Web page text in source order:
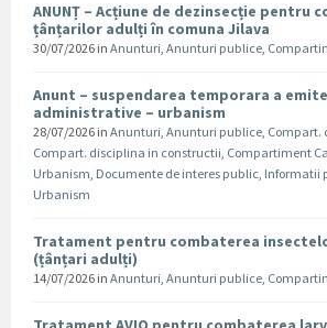
ANUNȚ – Acțiune de dezinsecție pentru
țânțarilor adulți în comuna Jilava
30/07/2026 in Anunturi, Anunturi publice,
Anunt – suspendarea temporara a
administrative – urbanism
28/07/2026 in Anunturi, Anunturi publice, Compart.
Compart. disciplina in constructii, Compartiment
Urbanism, Documente de interes public, Informatii
Urbanism
Tratament pentru combaterea
(țânțari adulți)
14/07/2026 in Anunturi, Anunturi publice,